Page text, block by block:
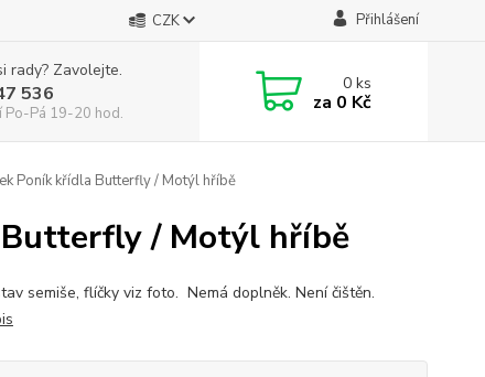
CZK Přihlášení
rady? Zavolejte.
536
Po-Pá 19-20 hod.
0ks
za 0 Kč
Poník křídla Butterfly / Motýl hříbě
Butterfly / Motýl hříbě
semiše, flíčky viz foto. Nemá doplněk. Není čištěn.